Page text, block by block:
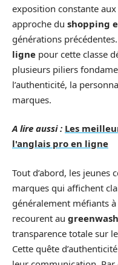
exposition constante
approche du shopping
générations
ligne pour cette classe
plusieurs piliers
l’authenticité, la
marques.
A lire aussi : Les
l'anglais pro en ligne
Tout d’abord, les
marques qui affichent
généralement méfiants
recourent au
transparence totale sur
Cette quête